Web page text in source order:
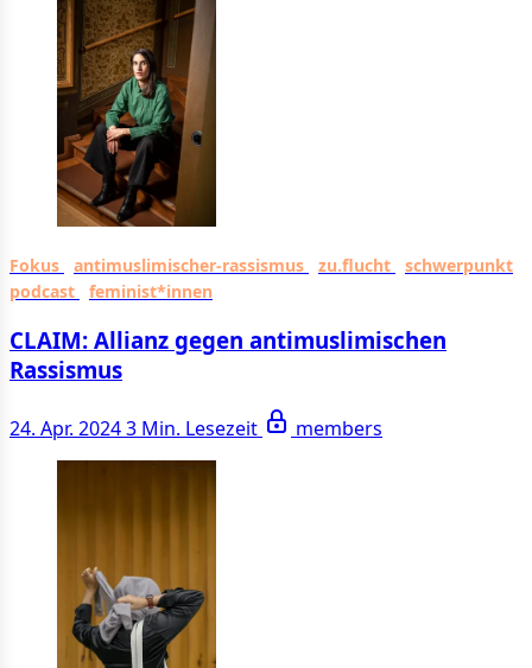
Fokus antimuslimischer-rassismus zu.flucht
schwerpunkt
podcast
feminist*innen
CLAIM: Allianz gegen antimuslimischen
Rassismus
24. Apr. 20243 Min. Lesezeit members